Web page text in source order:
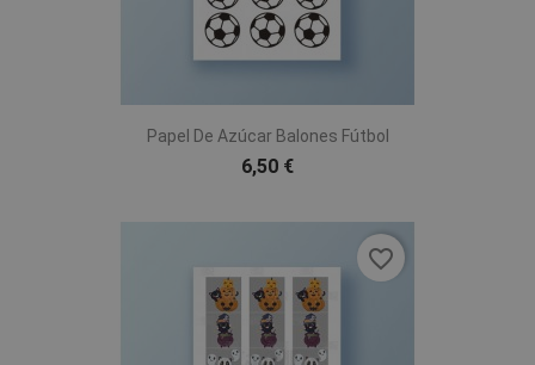
Papel De Azúcar Balones Fútbol
6,50 €
favorite_border